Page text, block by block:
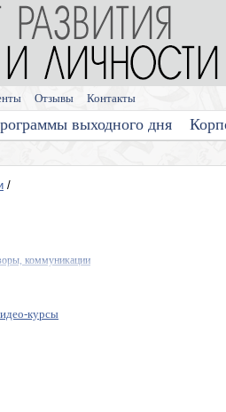
выходного дня
Отзывы Контакты
/
коммуникации
курсы